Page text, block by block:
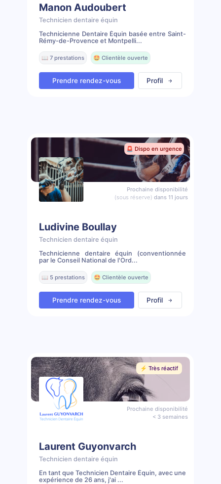
Manon Audoubert
Technicien dentaire équin
Technicienne Dentaire Équin basée entre Saint-
Rémy-de-Provence et Montpelli...
📖 7 prestations 🤩 Clientèle ouverte
Prendre rendez-vous Profil
🚨 Dispo en urgence
Prochaine disponibilité
(sous réserve) dans 11 jours
Ludivine Boullay
Technicien dentaire équin
Technicienne dentaire équin (conventionnée
par le Conseil National de l'Ord...
📖 5 prestations 🤩 Clientèle ouverte
Prendre rendez-vous Profil
⚡️ Très réactif
Prochaine disponibilité
< 3 semaines
Laurent Guyonvarch
Technicien dentaire équin
En tant que Technicien Dentaire Équin, avec une
expérience de 26 ans, j'ai ...